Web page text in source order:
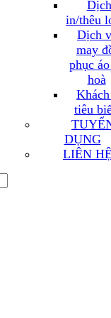
in/thêu
Dịch
may
phục
hoà
tiêu
DỤNG
LIÊN